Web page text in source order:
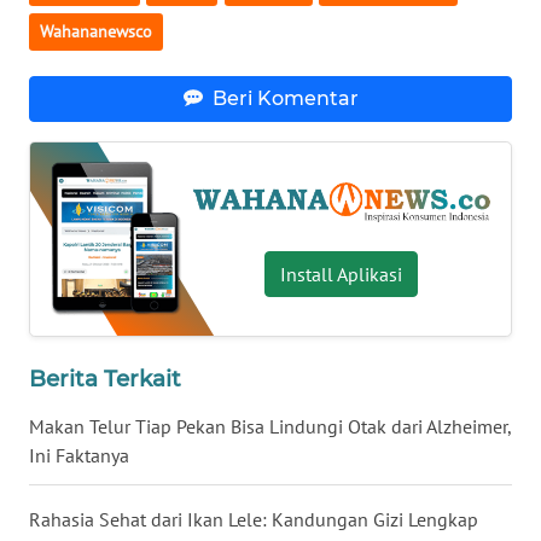
Wahananewsco
Beri Komentar
Install Aplikasi
Berita Terkait
Makan Telur Tiap Pekan Bisa Lindungi Otak dari Alzheimer,
Ini Faktanya
Rahasia Sehat dari Ikan Lele: Kandungan Gizi Lengkap
WN
WN
WN
SULTRA
WN
NTB
SULTENG
WN
SULBAR